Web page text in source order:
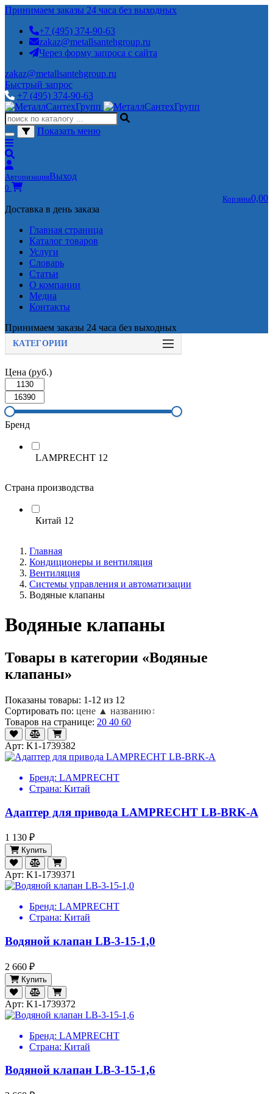
Принимаем заказы 24 часа без выходных
+7 (495) 374-90-63
zakaz@metallsantehgroup.ru
Через форму запроса с сайта
zakaz@metallsantehgroup.ru
Быстрый запрос
+7 (495) 374-90-63
Показать меню
АвторизацияВыход
0
Корзина0,00
Доставка в день заказа
Главная страница
Каталог товаров
Услуги
Словарь
Статьи
О компании
Медиа
Контакты
Принимаем заказы 24 часа без выходных
КАТЕГОРИИ
Цена (руб.)
Бренд
LAMPRECHT 12
Страна производства
Китай 12
Главная
Кондиционеры и вентиляция
Вентиляция
Системы управления и автоматизации
Водяные клапаны
Водяные клапаны
Товары в категории «Водяные
клапаны»
Показаны товары: 1-12 из 12
Сортировать по: цене ▲ названию↕
Товаров на странице: 20 40 60
Арт: K1-1739382
Бренд: LAMPRECHT
Страна: Китай
Адаптер для привода LAMPRECHT LB-BRK-A
1 130 ₽
Купить
Арт: K1-1739371
Бренд: LAMPRECHT
Страна: Китай
Водяной клапан LB-3-15-1,0
2 660 ₽
Купить
Арт: K1-1739372
Бренд: LAMPRECHT
Страна: Китай
Водяной клапан LB-3-15-1,6